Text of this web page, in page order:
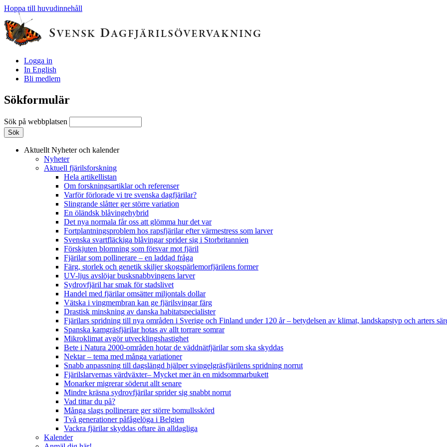
Hoppa till huvudinnehåll
Logga in
In English
Bli medlem
Sökformulär
Sök på webbplatsen
Aktuellt Nyheter och kalender
Nyheter
Aktuell fjärilsforskning
Hela artikellistan
Om forskningsartiklar och referenser
Varför förlorade vi tre svenska dagfjärilar?
Slingrande slåtter ger större variation
En öländsk blåvingehybrid
Det nya normala får oss att glömma hur det var
Fortplantningsproblem hos rapsfjärilar efter värmestress som larver
Svenska svartfläckiga blåvingar sprider sig i Storbritannien
Förskjuten blomning som försvar mot fjäril
Fjärilar som pollinerare – en laddad fråga
Färg, storlek och genetik skiljer skogspärlemorfjärilens former
UV-ljus avslöjar busksnabbvingens larver
Sydrovfjäril har smak för stadslivet
Handel med fjärilar omsätter miljontals dollar
Vätska i vingmembran kan ge fjärilsvingar färg
Drastisk minskning av danska habitatspecialister
Fjärilars spridning till nya områden i Sverige och Finland under 120 år– betydelsen av klimat, landskapstyp och arters
Spanska kamgräsfjärilar hotas av allt torrare somrar
Mikroklimat avgör utvecklingshastighet
Bete i Natura 2000-områden hotar de väddnätfjärilar som ska skyddas
Nektar – tema med många variationer
Snabb anpassning till dagslängd hjälper svingelgräsfjärilens spridning norrut
Fjärilslarvernas värdväxter– Mycket mer än en midsommarbukett
Monarker migrerar söderut allt senare
Mindre kräsna sydrovfjärilar sprider sig snabbt norrut
Vad tittar du på?
Många slags pollinerare ger större bomullsskörd
Två generationer påfågelöga i Belgien
Vackra fjärilar skyddas oftare än alldagliga
Kalender